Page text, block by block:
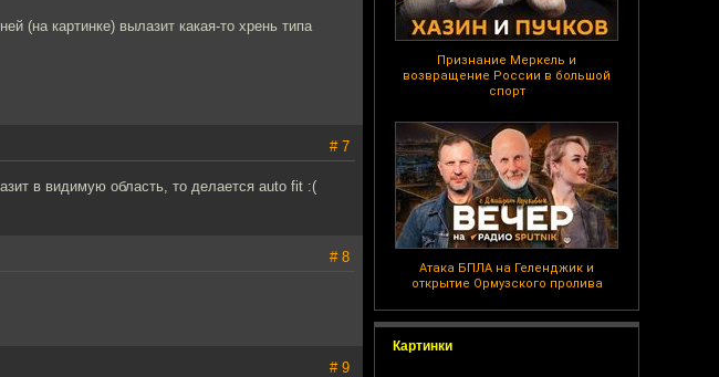
Признание Меркель и
возвращение России в большой
спорт
Атака БПЛА на Геленджик и
открытие Ормузского пролива
Картинки
(на картинке) вылазит какая-то хрень типа
# 7
в видимую область, то делается auto fit :(
# 8
# 9